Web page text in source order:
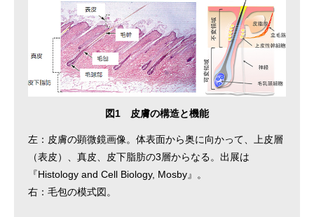
図1 皮膚の構造と機能
左：皮膚の顕微鏡画像。体表面から奥に向かって、上皮層
（表皮）、真皮、皮下脂肪の3層からなる。出展は
『Histology and Cell Biology, Mosby』。
右：毛包の模式図。